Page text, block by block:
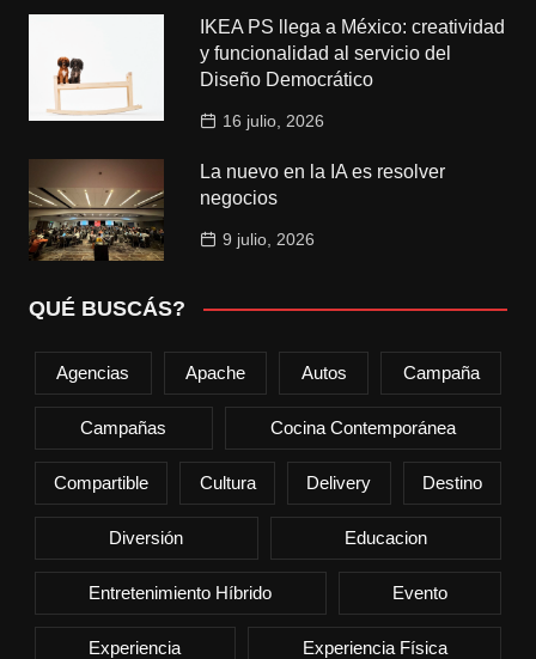
IKEA PS llega a México: creatividad
y funcionalidad al servicio del
Diseño Democrático
16 julio, 2026
La nuevo en la IA es resolver
negocios
9 julio, 2026
QUÉ BUSCÁS?
Agencias Apache Autos Campaña
Campañas Cocina Contemporánea
Compartible Cultura Delivery Destino
Diversión Educacion
Entretenimiento Híbrido Evento
Experiencia Experiencia Física